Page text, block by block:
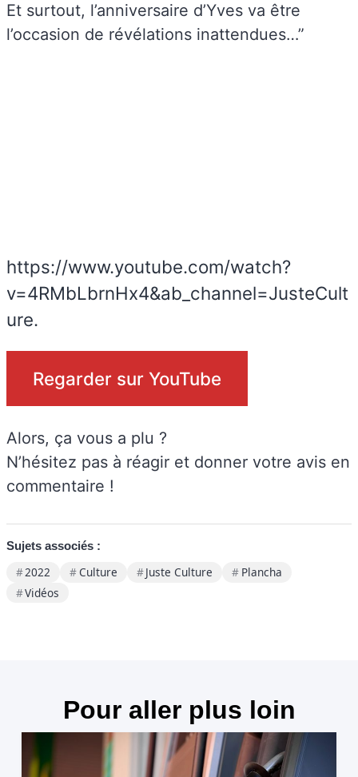
Et surtout, l’anniversaire d’Yves va être
l’occasion de révélations inattendues…”
https://www.youtube.com/watch?
v=4RMbLbrnHx4&ab_channel=JusteCult
ure.
Regarder sur YouTube
Alors, ça vous a plu ?
N’hésitez pas à réagir et donner votre avis en
commentaire !
Sujets associés :
2022 Culture Juste Culture
Plancha
Vidéos
Pour aller plus loin